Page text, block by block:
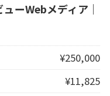
ーWebメディア｜
¥250,000
¥11,825